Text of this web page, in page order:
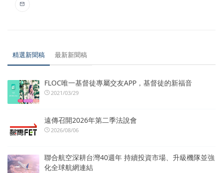
精選新聞稿 最新新聞稿
FLOC唯一基督徒專屬交友APP，基督徒的新福音
2021/03/29
遠傳召開2026年第二季法說會
2026/08/06
聯合航空深耕台灣40週年 持續投資市場、升級機隊並強
化全球航網連結